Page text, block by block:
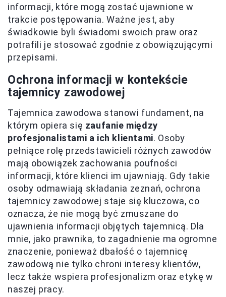
informacji, które mogą zostać ujawnione w
trakcie postępowania. Ważne jest, aby
świadkowie byli świadomi swoich praw oraz
potrafili je stosować zgodnie z obowiązującymi
przepisami.
Ochrona informacji w kontekście
tajemnicy zawodowej
Tajemnica zawodowa stanowi fundament, na
którym opiera się zaufanie między
profesjonalistami a ich klientami. Osoby
pełniące rolę przedstawicieli różnych zawodów
mają obowiązek zachowania poufności
informacji, które klienci im ujawniają. Gdy takie
osoby odmawiają składania zeznań, ochrona
tajemnicy zawodowej staje się kluczowa, co
oznacza, że nie mogą być zmuszane do
ujawnienia informacji objętych tajemnicą. Dla
mnie, jako prawnika, to zagadnienie ma ogromne
znaczenie, ponieważ dbałość o tajemnicę
zawodową nie tylko chroni interesy klientów,
lecz także wspiera profesjonalizm oraz etykę w
naszej pracy.